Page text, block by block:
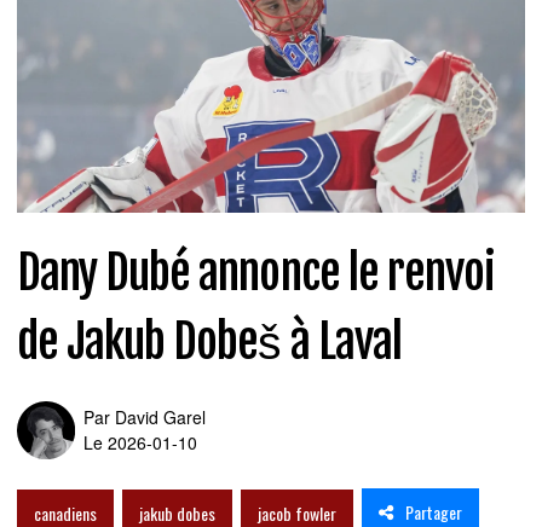
Dany Dubé annonce le renvoi
de Jakub Dobeš à Laval
Par David Garel
Le 2026-01-10
canadiens jakub dobes jacob fowler Partager